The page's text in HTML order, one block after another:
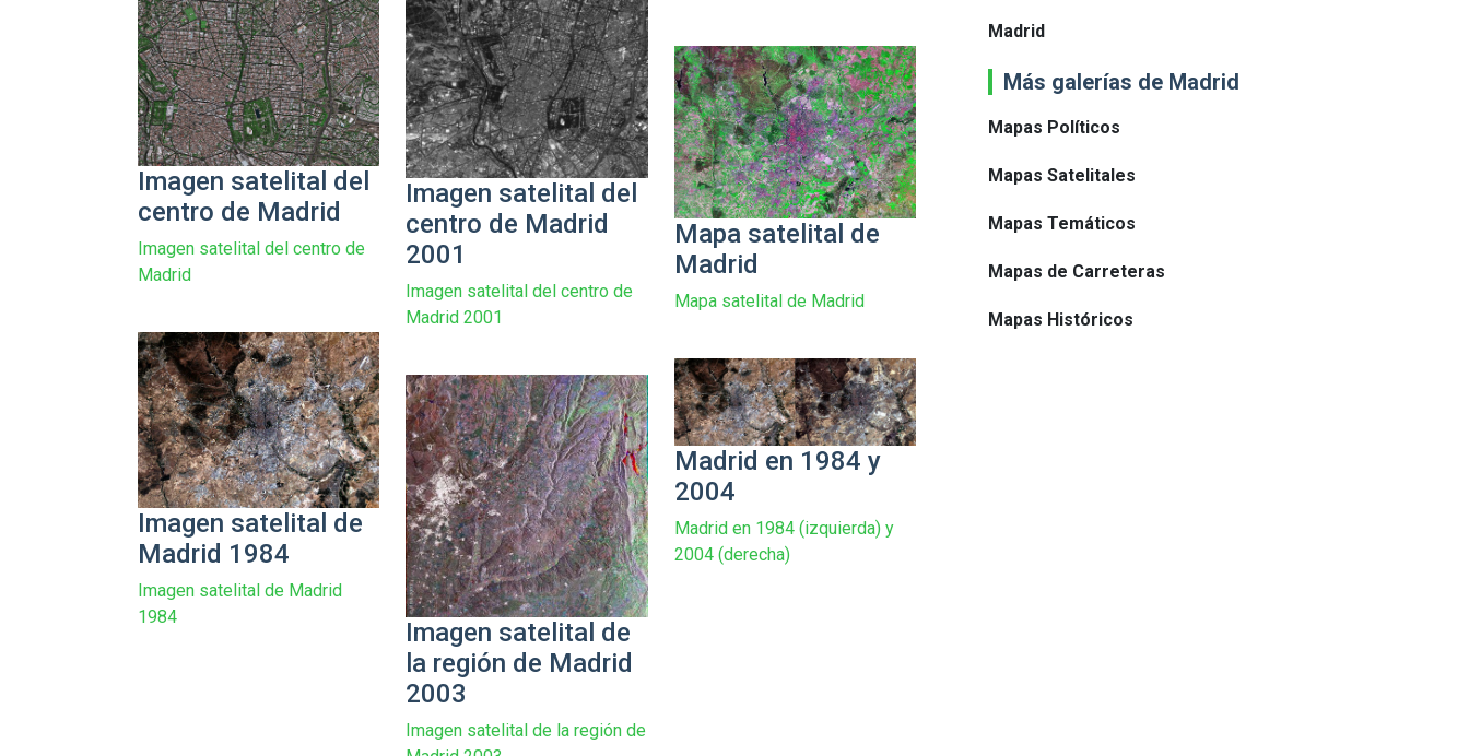
Imagen satelital del
centro de Madrid
Imagen satelital del centro de
Madrid
Imagen satelital del
centro de Madrid
2001
Imagen satelital del centro de
Madrid 2001
Mapa satelital de
Madrid
Mapa satelital de Madrid
Imagen satelital de
Madrid 1984
Imagen satelital de Madrid
1984
Madrid en 1984 y
2004
Madrid en 1984 (izquierda) y
2004 (derecha)
Imagen satelital de
la región de Madrid
2003
Imagen satelital de la región de
Madrid
Más galerías de Madrid
Mapas Políticos
Mapas Satelitales
Mapas Temáticos
Mapas de Carreteras
Mapas Históricos